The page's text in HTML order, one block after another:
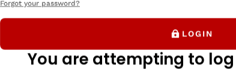
Forgot your password?
LOGIN
You are attempting to log